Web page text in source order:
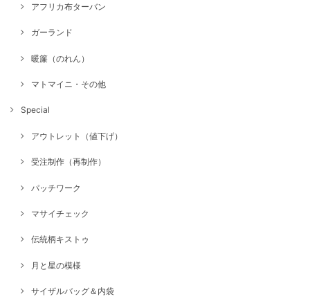
アフリカ布ターバン
ガーランド
暖簾（のれん）
マトマイニ・その他
Special
アウトレット（値下げ）
受注制作（再制作）
パッチワーク
マサイチェック
伝統柄キストゥ
月と星の模様
サイザルバッグ＆内袋